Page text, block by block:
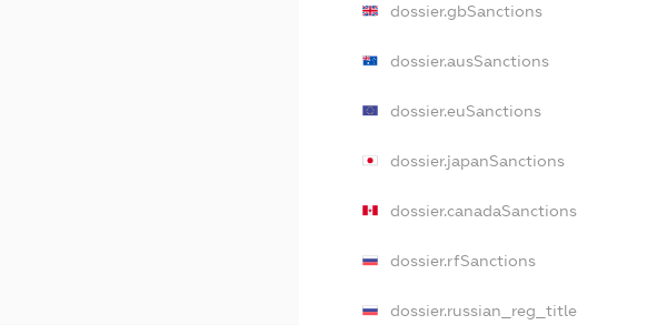
dossier.gbSanctions
dossier.ausSanctions
dossier.euSanctions
dossier.japanSanctions
dossier.canadaSanctions
dossier.rfSanctions
dossier.russian_reg_title